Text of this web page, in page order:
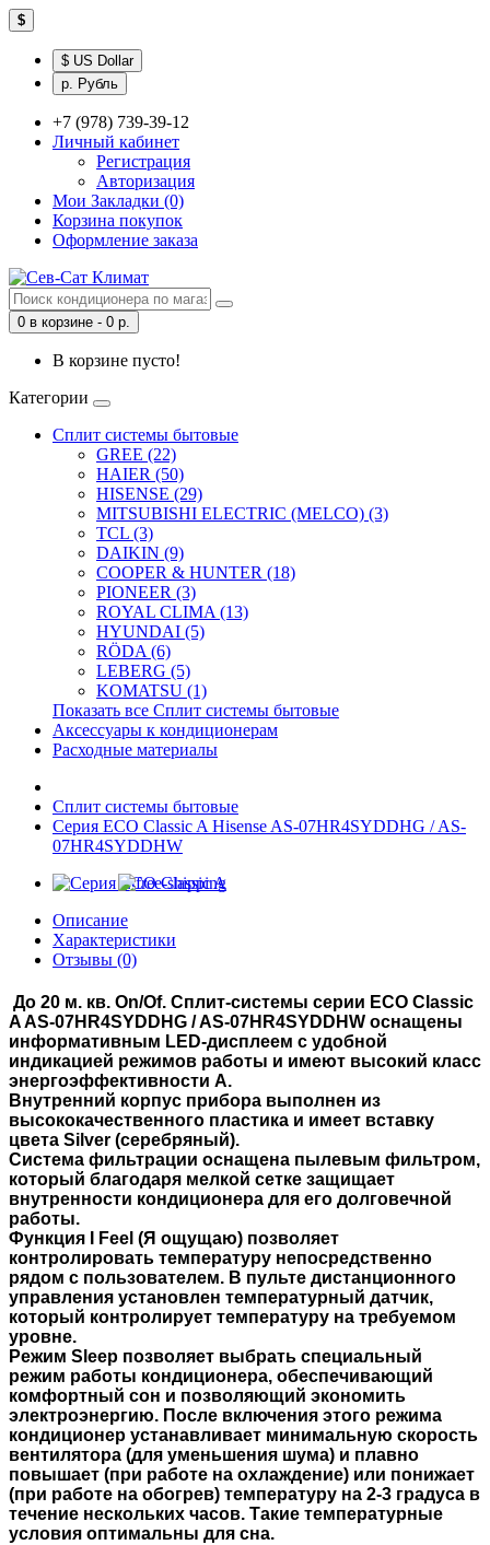
$
$ US Dollar
р. Рубль
+7 (978) 739-39-12
Личный кабинет
Регистрация
Авторизация
Мои Закладки (0)
Корзина покупок
Оформление заказа
0 в корзине - 0 р.
В корзине пусто!
Категории
Сплит системы бытовые
GREE (22)
HAIER (50)
HISENSE (29)
MITSUBISHI ELECTRIC (MELCO) (3)
TCL (3)
DAIKIN (9)
COOPER & HUNTER (18)
PIONEER (3)
ROYAL CLIMA (13)
HYUNDAI (5)
RÖDA (6)
LEBERG (5)
KOMATSU (1)
Показать все Сплит системы бытовые
Аксессуары к кондиционерам
Расходные материалы
Сплит системы бытовые
Серия ECO Classic A Hisense AS-07HR4SYDDHG / AS-
07HR4SYDDHW
Описание
Характеристики
Отзывы (0)
До 20 м. кв. On/Of. Сплит-системы серии ECO Classic
A AS-07HR4SYDDHG / AS-07HR4SYDDHW оснащены
информативным LED-дисплеем с удобной
индикацией режимов работы и имеют высокий класс
энергоэффективности А.
Внутренний корпус прибора выполнен из
высококачественного пластика и имеет вставку
цвета Silver (серебряный).
Система фильтрации оснащена пылевым фильтром,
который благодаря мелкой сетке защищает
внутренности кондиционера для его долговечной
работы.
Функция I Feel (Я ощущаю) позволяет
контролировать температуру непосредственно
рядом с пользователем. В пульте дистанционного
управления установлен температурный датчик,
который контролирует температуру на требуемом
уровне.
Режим Sleep позволяет выбрать специальный
режим работы кондиционера, обеспечивающий
комфортный сон и позволяющий экономить
электроэнергию. После включения этого режима
кондиционер устанавливает минимальную скорость
вентилятора (для уменьшения шума) и плавно
повышает (при работе на охлаждение) или понижает
(при работе на обогрев) температуру на 2-3 градуса в
течение нескольких часов. Такие температурные
условия оптимальны для сна.